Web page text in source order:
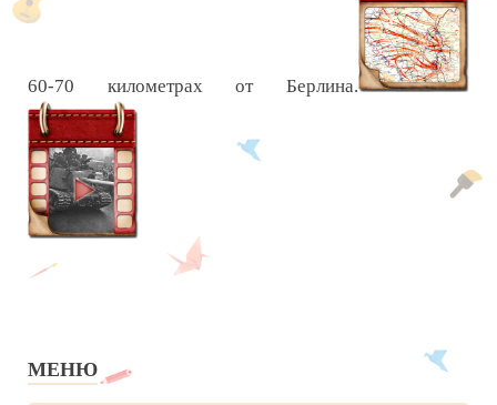
60-70 километрах от Берлина.
МЕНЮ